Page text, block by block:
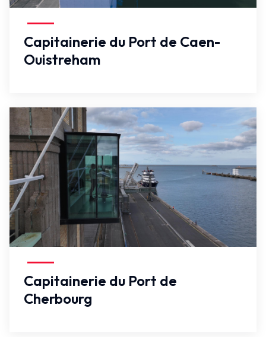
Capitainerie du Port de Caen-
Ouistreham
Capitainerie du Port de
Cherbourg